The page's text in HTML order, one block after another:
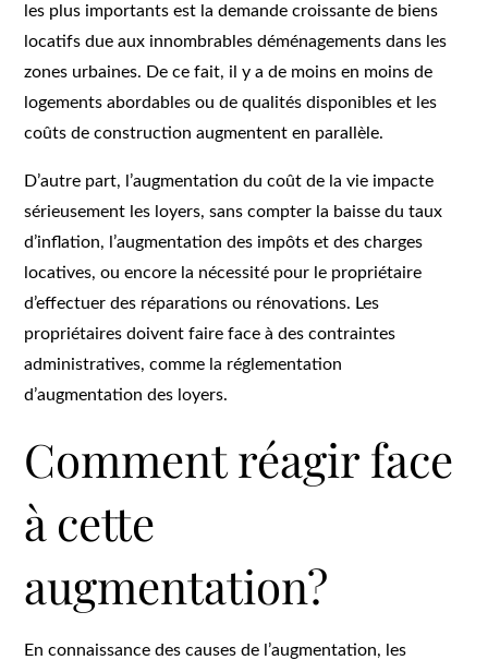
les plus importants est la demande croissante de biens
locatifs due aux innombrables déménagements dans les
zones urbaines. De ce fait, il y a de moins en moins de
logements abordables ou de qualités disponibles et les
coûts de construction augmentent en parallèle.
D’autre part, l’augmentation du coût de la vie impacte
sérieusement les loyers, sans compter la baisse du taux
d’inflation, l’augmentation des impôts et des charges
locatives, ou encore la nécessité pour le propriétaire
d’effectuer des réparations ou rénovations. Les
propriétaires doivent faire face à des contraintes
administratives, comme la réglementation
d’augmentation des loyers.
Comment réagir face
à cette
augmentation?
En connaissance des causes de l’augmentation, les